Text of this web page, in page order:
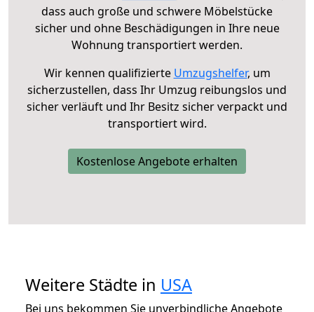
dass auch große und schwere Möbelstücke
sicher und ohne Beschädigungen in Ihre neue
Wohnung transportiert werden.
Wir kennen qualifizierte Umzugshelfer, um
sicherzustellen, dass Ihr Umzug reibungslos und
sicher verläuft und Ihr Besitz sicher verpackt und
transportiert wird.
Kostenlose Angebote erhalten
Weitere Städte in USA
Bei uns bekommen Sie unverbindliche Angebote